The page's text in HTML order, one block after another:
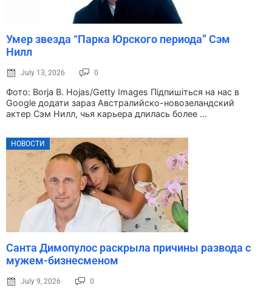
Умер звезда “Парка Юрского периода” Сэм
Нилл
July 13, 2026 0
Фото: Borja B. Hojas/Getty Images Підпишіться на нас в
Google додати зараз Австралийско-новозеландский
актер Сэм Нилл, чья карьера длилась более ...
НОВОСТИ
Санта Димопулос раскрыла причины развода с
мужем-бизнесменом
July 9, 2026 0